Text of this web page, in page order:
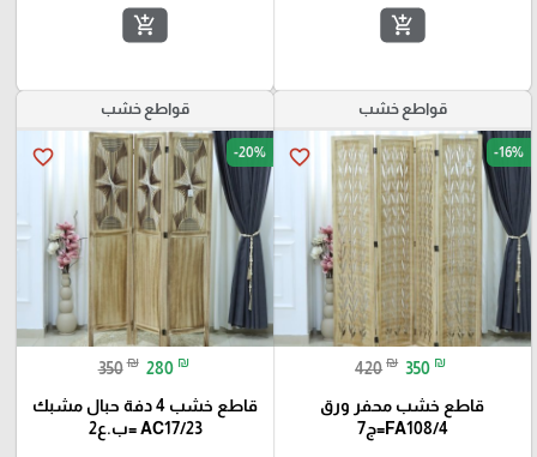
add_shopping_cart
add_shopping_cart
قواطع خشب
favorite_border -16%
420 ₪ 350 ₪
قاطع خشب محفر ورق
FA108/4=ج7
قواطع خشب
favorite_border -20%
350 ₪ 280 ₪
قاطع خشب 4 دفة حبال مشبك
AC17/23 =ب.ع2